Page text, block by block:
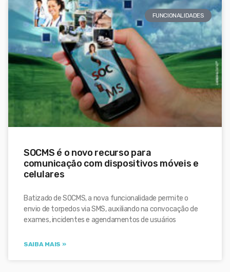
FUNCIONALIDADES
SOCMS é o novo recurso para
comunicação com dispositivos móveis e
celulares
Batizado de SOCMS, a nova funcionalidade permite o
envio de torpedos via SMS, auxiliando na convocação de
exames, incidentes e agendamentos de usuários
SAIBA MAIS »